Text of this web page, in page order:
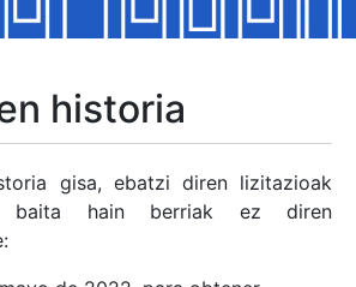
historia
gisa, ebatzi diren lizitazioak
baita hain berriak ez diren